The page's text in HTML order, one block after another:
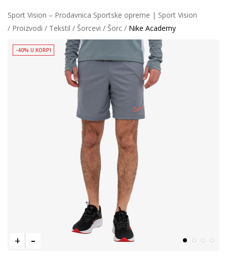
Sport Vision – Prodavnica Sportske opreme | Sport Vision
Proizvodi
Tekstil Šorcevi Šorc Nike Academy
-40% U KORPI